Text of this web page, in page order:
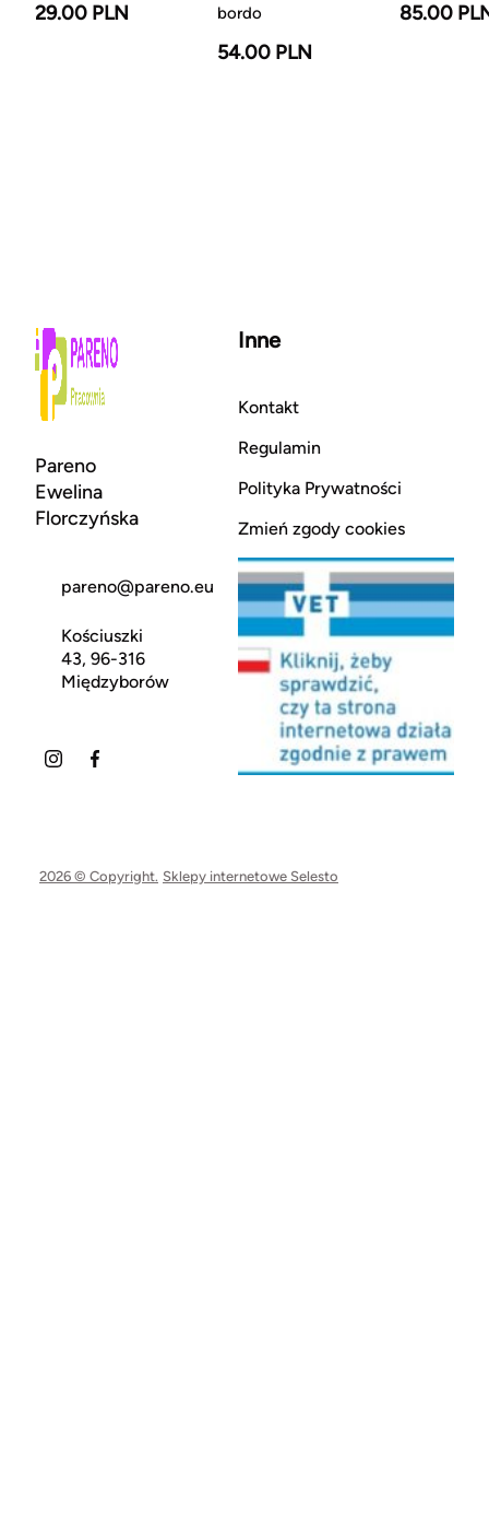
29.00 PLN
bordo
54.00 PLN
85.00
Pareno
Ewelina
Florczyńska
pareno@pareno.eu
Kościuszki
43, 96-316
Międzyborów
Inne
Kontakt
Regulamin
Polityka Prywatności
Zmień zgody cookies
2026 © Copyright. Sklepy internetowe Selesto